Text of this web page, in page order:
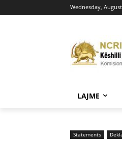
Wednesday,
LAJME
Statements